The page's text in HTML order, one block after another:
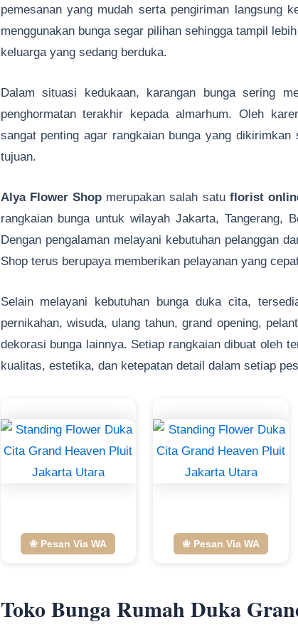
pemesanan yang mudah serta pengiriman langsung
menggunakan bunga segar pilihan sehingga tampil
keluarga yang sedang berduka.
Dalam situasi kedukaan, karangan bunga sering
penghormatan terakhir kepada almarhum. Oleh
sangat penting agar rangkaian bunga yang
tujuan.
Alya Flower Shopmerupakan salah satu florist
rangkaian bunga untuk wilayah Jakarta, Tangerang,
Dengan pengalaman melayani kebutuhan pelanggan
Shop terus berupaya memberikan pelayanan yang
Selain melayani kebutuhan bunga duka cita,
pernikahan, wisuda, ulang tahun, grand opening,
dekorasi bunga lainnya. Setiap rangkaian dibuat oleh
kualitas, estetika, dan ketepatan detail dalam setiap
❀ Pesan Via WA ❀ Pesan Via WA
Toko Bunga Rumah Duka